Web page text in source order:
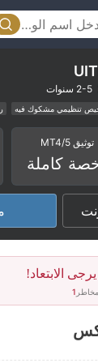
2-5 سنوات
تنظيمي مشكوك فيه
الإقليميون
مخاطر
توثيق MT4/5
كاملة
الابتعاد!
مخاطر 1